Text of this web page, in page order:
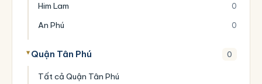
Him Lam 0
An Phú 0
Quận Tân Phú 0
Tất cả Quận Tân Phú